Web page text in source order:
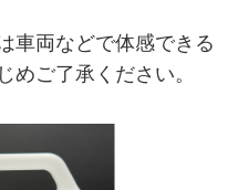
車両などで体感できる
めご了承ください。